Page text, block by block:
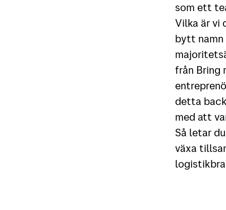
som ett
Vilka är vi
bytt namn
från Bring
detta
med att
Så letar
växa